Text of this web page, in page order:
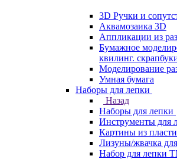
3D Ручки и
Аквамозаика 3D
Аппликации из
Бумажное
квилинг.
Моделирование
Умная бумага
Наборы для лепки
Назад
Наборы для лепки
Инструменты для
Картины из
Лизуны/жвачка
Набор для лепки